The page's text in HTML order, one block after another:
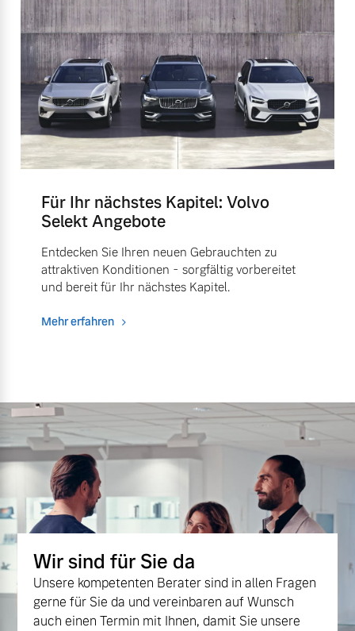
Für Ihr nächstes Kapitel: Volvo
Selekt Angebote
Entdecken Sie Ihren neuen Gebrauchten zu
attraktiven Konditionen - sorgfältig vorbereitet
und bereit für Ihr nächstes Kapitel.
Mehr erfahren
Wir sind für Sie da
Unsere kompetenten Berater sind in allen Fragen
gerne für Sie da und vereinbaren auf Wunsch
auch einen Termin mit Ihnen, damit Sie unsere